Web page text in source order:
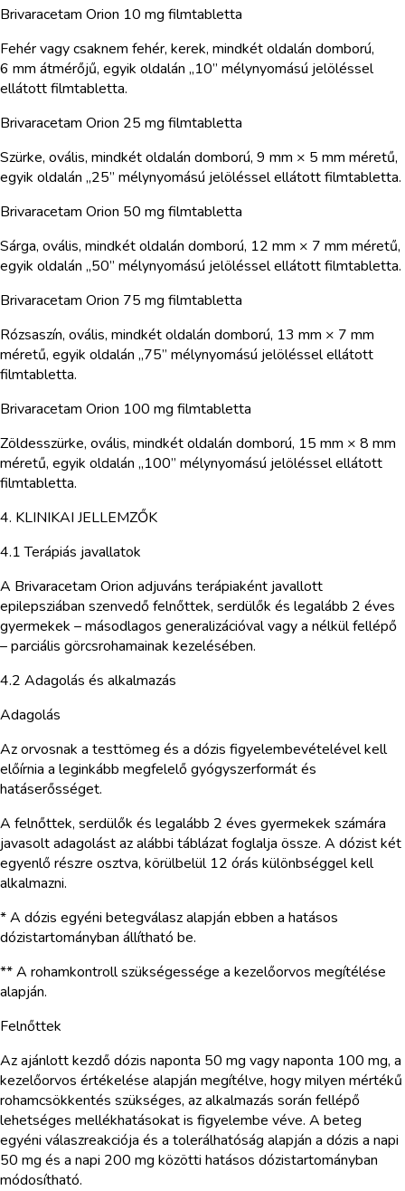
Brivaracetam Orion 10 mg filmtabletta
Fehér vagy csaknem fehér, kerek, mindkét oldalán domború,
6 mm átmérőjű, egyik oldalán „10” mélynyomású jelöléssel
ellátott filmtabletta.
Brivaracetam Orion 25 mg filmtabletta
Szürke, ovális, mindkét oldalán domború, 9 mm × 5 mm méretű,
egyik oldalán „25” mélynyomású jelöléssel ellátott filmtabletta.
Brivaracetam Orion 50 mg filmtabletta
Sárga, ovális, mindkét oldalán domború, 12 mm × 7 mm méretű,
egyik oldalán „50” mélynyomású jelöléssel ellátott filmtabletta.
Brivaracetam Orion 75 mg filmtabletta
Rózsaszín, ovális, mindkét oldalán domború, 13 mm × 7 mm
méretű, egyik oldalán „75” mélynyomású jelöléssel ellátott
filmtabletta.
Brivaracetam Orion 100 mg filmtabletta
Zöldesszürke, ovális, mindkét oldalán domború, 15 mm × 8 mm
méretű, egyik oldalán „100” mélynyomású jelöléssel ellátott
filmtabletta.
4. KLINIKAI JELLEMZŐK
4.1 Terápiás javallatok
A Brivaracetam Orion adjuváns terápiaként javallott
epilepsziában szenvedő felnőttek, serdülők és legalább 2 éves
gyermekek – másodlagos generalizációval vagy a nélkül fellépő
– parciális görcsrohamainak kezelésében.
4.2 Adagolás és alkalmazás
Adagolás
Az orvosnak a testtömeg és a dózis figyelembevételével kell
előírnia a leginkább megfelelő gyógyszerformát és
hatáserősséget.
A felnőttek, serdülők és legalább 2 éves gyermekek számára
javasolt adagolást az alábbi táblázat foglalja össze. A dózist két
egyenlő részre osztva, körülbelül 12 órás különbséggel kell
alkalmazni.
* A dózis egyéni betegválasz alapján ebben a hatásos
dózistartományban állítható be.
** A rohamkontroll szükségessége a kezelőorvos megítélése
alapján.
Felnőttek
Az ajánlott kezdő dózis naponta 50 mg vagy naponta 100 mg, a
kezelőorvos értékelése alapján megítélve, hogy milyen mértékű
rohamcsökkentés szükséges, az alkalmazás során fellépő
lehetséges mellékhatásokat is figyelembe véve. A beteg
egyéni válaszreakciója és a tolerálhatóság alapján a dózis a napi
50 mg és a napi 200 mg közötti hatásos dózistartományban
módosítható.